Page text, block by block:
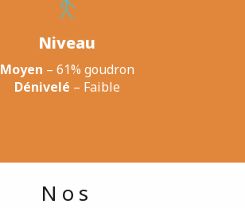
Niveau
Moyen – 61% goudron
Dénivelé – Faible
Nos